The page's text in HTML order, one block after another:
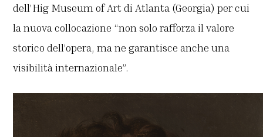
dell’Hig Museum of Art di Atlanta (Georgia) per cui
la nuova collocazione “non solo rafforza il valore
storico dell’opera, ma ne garantisce anche una
visibilità internazionale”.